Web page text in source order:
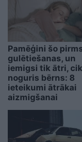
Pamēģini šo
gulētiešanas, un
iemigsi tik ātri, cik
noguris bērns: 8
ieteikumi ātrākai
aizmigšanai